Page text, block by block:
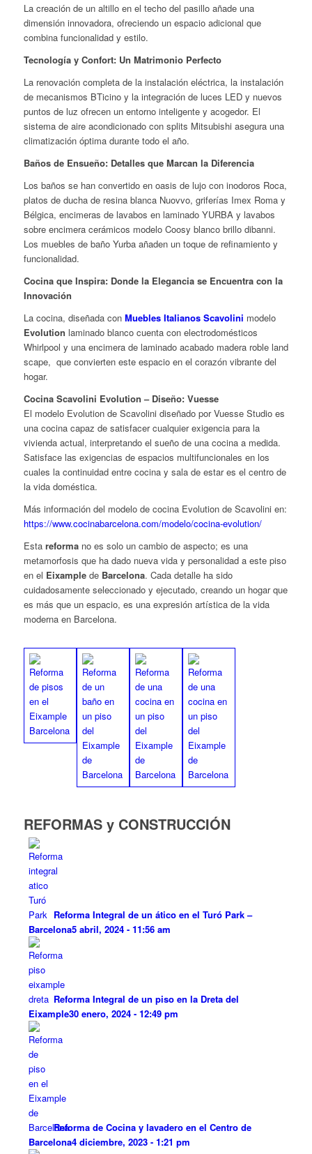
La creación de un altillo en el techo del pasillo añade una
dimensión innovadora, ofreciendo un espacio adicional que
combina funcionalidad y estilo.
Tecnología y Confort: Un Matrimonio Perfecto
La renovación completa de la instalación eléctrica, la instalación
de mecanismos BTicino y la integración de luces LED y nuevos
puntos de luz ofrecen un entorno inteligente y acogedor. El
sistema de aire acondicionado con splits Mitsubishi asegura una
climatización óptima durante todo el año.
Baños de Ensueño: Detalles que Marcan la Diferencia
Los baños se han convertido en oasis de lujo con inodoros Roca,
platos de ducha de resina blanca Nuovvo, griferías Imex Roma y
Bélgica, encimeras de lavabos en laminado YURBA y lavabos
sobre encimera cerámicos modelo Coosy blanco brillo dibanni.
Los muebles de baño Yurba añaden un toque de refinamiento y
funcionalidad.
Cocina que Inspira: Donde la Elegancia se Encuentra con la
Innovación
La cocina, diseñada con Muebles Italianos Scavolini modelo
Evolution laminado blanco cuenta con electrodomésticos
Whirlpool y una encimera de laminado acabado madera roble land
scape, que convierten este espacio en el corazón vibrante del
hogar.
Cocina Scavolini Evolution – Diseño: Vuesse
El modelo Evolution de Scavolini diseñado por Vuesse Studio es
una cocina capaz de satisfacer cualquier exigencia para la
vivienda actual, interpretando el sueño de una cocina a medida.
Satisface las exigencias de espacios multifuncionales en los
cuales la continuidad entre cocina y sala de estar es el centro de
la vida doméstica.
Más información del modelo de cocina Evolution de Scavolini en:
https://www.cocinabarcelona.com/modelo/cocina-evolution/
Esta reformano es solo un cambio de aspecto; es una
metamorfosis que ha dado nueva vida y personalidad a este piso
en el Eixamplede Barcelona. Cada detalle ha sido
cuidadosamente seleccionado y ejecutado, creando un hogar que
es más que un espacio, es una expresión artística de la vida
moderna en Barcelona.
REFORMAS y CONSTRUCCIÓN
Reforma Integral de un ático en el Turó Park –
Barcelona5 abril, 2024 - 11:56 am
Reforma Integral de un piso en la Dreta del
Eixample30 enero, 2024 - 12:49 pm
Reforma de Cocina y lavadero en el Centro de
Barcelona4 diciembre, 2023 - 1:21 pm